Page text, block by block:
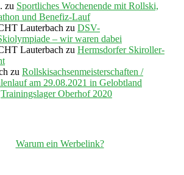
zu Sportliches Wochenende mit Rollski,
und Benefiz-Lauf
Lauterbach zu DSV-
– wir waren dabei
Lauterbach zu Hermsdorfer Skiroller-
zu Rollskisachsenmeisterschaften /
am 29.08.2021 in Gelobtland
Trainingslager Oberhof 2020
Warum ein Werbelink?